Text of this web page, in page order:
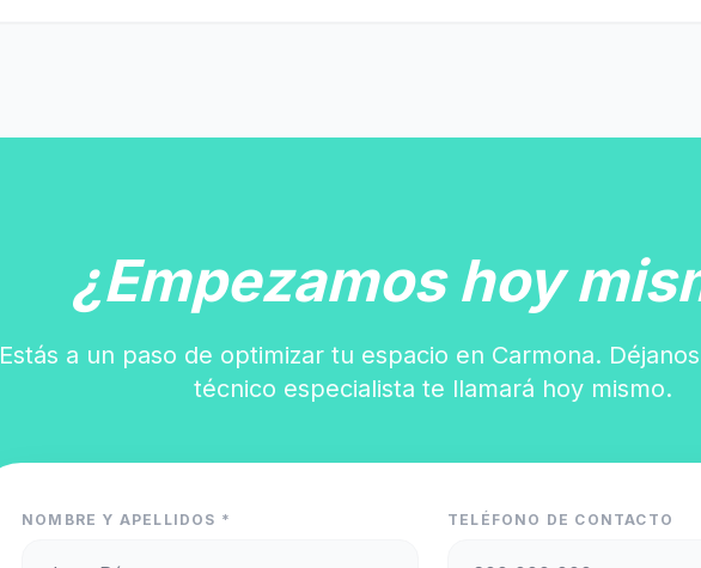
¿Empezamos hoy
Estás a un paso de optimizar tu espacio en Carmona.
técnico especialista te llamará hoy mismo.
NOMBRE Y APELLIDOS * TELÉFONO DE CONTACTO